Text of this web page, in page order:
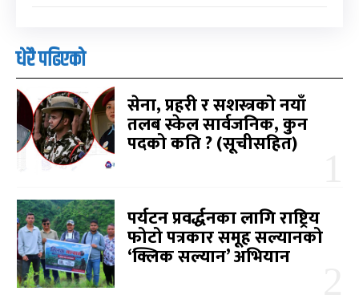
धेरै पढिएको
सेना, प्रहरी र सशस्त्रको नयाँ
तलब स्केल सार्वजनिक, कुन
पदको कति ? (सूचीसहित)
पर्यटन प्रवर्द्धनका लागि राष्ट्रिय
फोटो पत्रकार समूह सल्यानको
‘क्लिक सल्यान’ अभियान